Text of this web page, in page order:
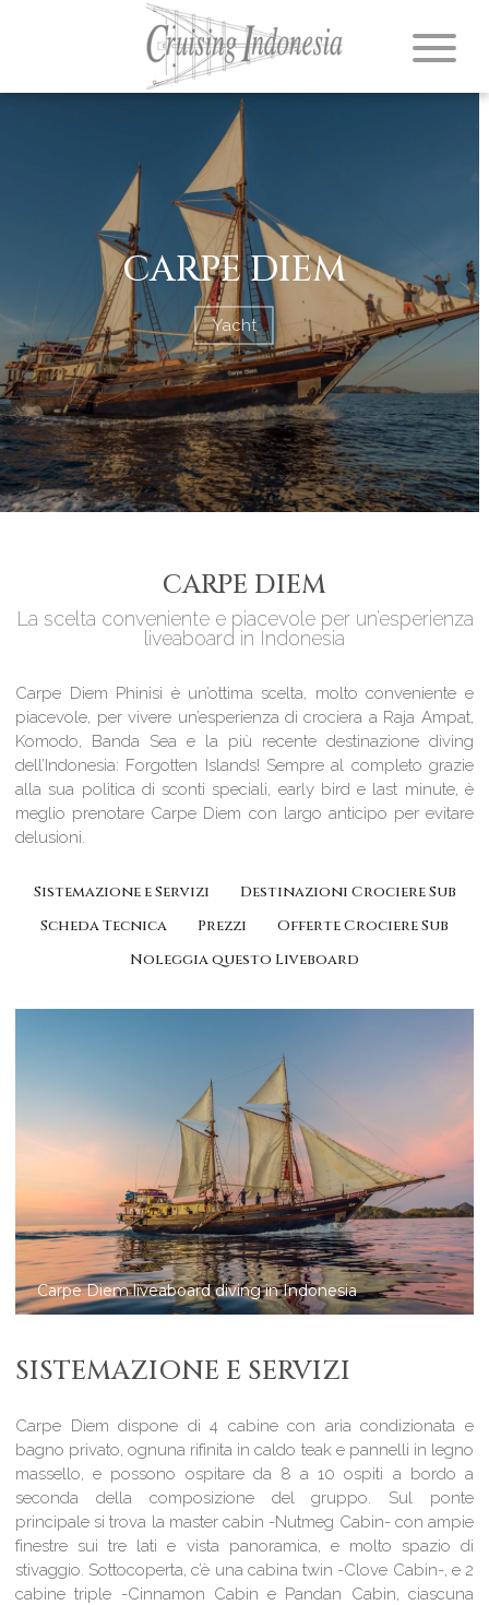
CARPE DIEM
Yacht
CARPE DIEM
La scelta conveniente e piacevole per un’esperienza
liveaboard in Indonesia
Carpe Diem Phinisi è un’ottima scelta, molto conveniente e
piacevole, per vivere un’esperienza di crociera a Raja Ampat,
Komodo, Banda Sea e la più recente destinazione diving
dell’Indonesia: Forgotten Islands! Sempre al completo grazie
alla sua politica di sconti speciali, early bird e last minute, è
meglio prenotare Carpe Diem con largo anticipo per evitare
delusioni.
Sistemazione e Servizi
Destinazioni Crociere Sub
Scheda Tecnica
Prezzi
Offerte Crociere Sub
Noleggia questo Liveboard
Carpe Diem: dive cruises in Indonesia
SISTEMAZIONE E SERVIZI
Carpe Diem dispone di 4 cabine con aria condizionata e
bagno privato, ognuna rifinita in caldo teak e pannelli in legno
massello, e possono ospitare da 8 a 10 ospiti a bordo a
seconda della composizione del gruppo. Sul ponte
principale si trova la master cabin -Nutmeg Cabin- con ampie
finestre sui tre lati e vista panoramica, e molto spazio di
stivaggio. Sottocoperta, c’è una cabina twin -Clove Cabin-, e 2
cabine triple -Cinnamon Cabin e Pandan Cabin, ciascuna